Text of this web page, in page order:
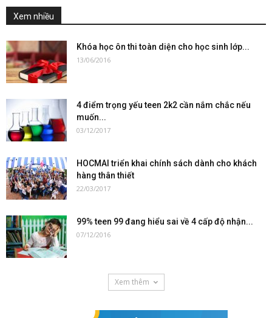
Xem nhiều
Khóa học ôn thi toàn diện cho học sinh lớp...
13/06/2016
4 điểm trọng yếu teen 2k2 cần nắm chắc nếu
muốn...
03/12/2017
HOCMAI triển khai chính sách dành cho khách
hàng thân thiết
22/03/2017
99% teen 99 đang hiểu sai về 4 cấp độ nhận...
07/12/2016
Xem thêm